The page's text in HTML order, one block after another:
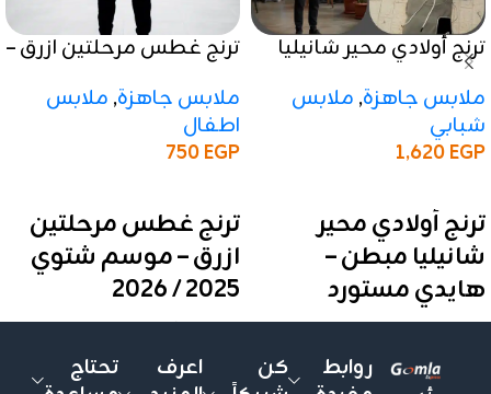
ترنج أولادي محير شانيليا
مبطن – هايدي مستورد
ملابس جاهزة, ملابس
شبابي
1,620EGP
ترنج أولادي محير
شانيليا مبطن –
هايدي مستورد
موديل عملي بخامة شانيليا
مبطنة، تقفيل عالي الجودة،
تصميم أنيق ومتين يناسب
ترنج غطس مرحلتين ازرق –
ملابس جاهزة, ملابس
اطفال
750EGP
ترنج غطس مرحلتين
ازرق – موسم شتوي
2025 / 2026
اختاري لأطفالك ومراهقيك
ترنج غطس مبطن بخامة
هايدي مستوردة ❤️ تشطيب
روابط
كن
اعرف
تحتاج